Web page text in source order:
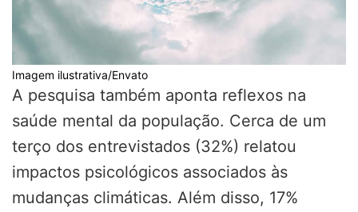
Imagem ilustrativa/Envato
A pesquisa também aponta reflexos na
saúde mental da população. Cerca de um
terço dos entrevistados (32%) relatou
impactos psicológicos associados às
mudanças climáticas. Além disso, 17%